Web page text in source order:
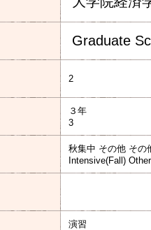
Graduate
2
３年
3
秋集中 その他 その
Intensive(Fall)
演習